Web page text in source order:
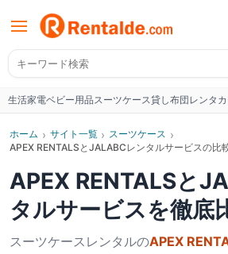
生活家電ベビー用品スーツケース貸し布団レンタ
ホーム › サイト一覧 › スーツケース ›
APEX RENTALSとJALABCレンタルサービスの比
APEX RENTALSと
タルサービスを徹底
スーツケース レンタルのAPEX